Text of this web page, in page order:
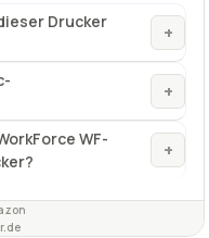
Drucker
+
+
WF-
+